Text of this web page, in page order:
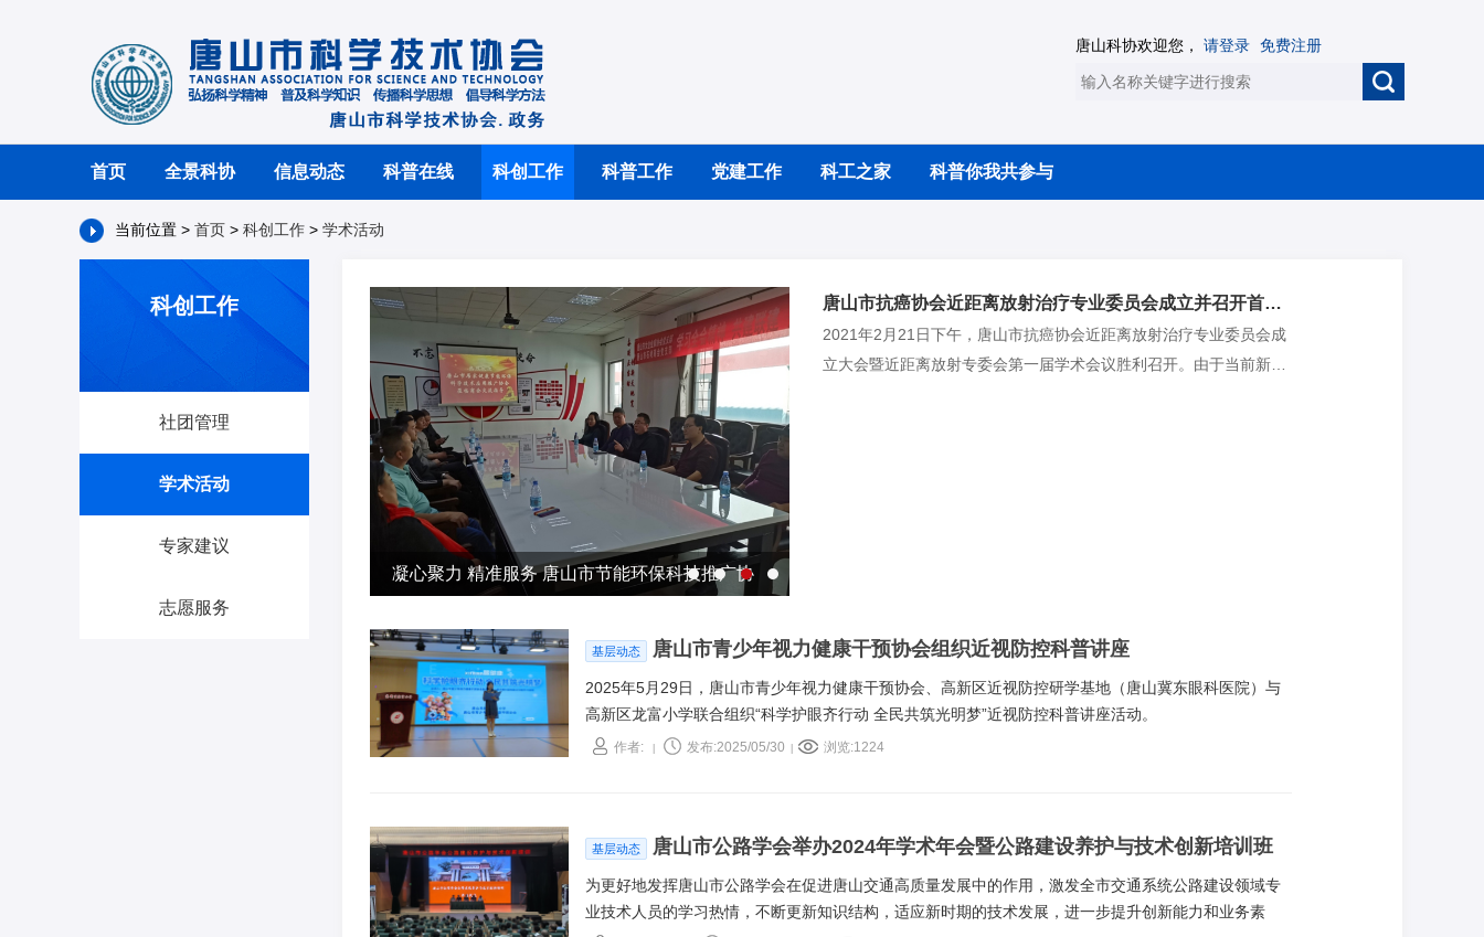
唐山科协欢迎您， 请登录 免费注册
首页 全景科协 信息动态 科普在线 科创工作 科普工作 党建工作 科工之家 科普你我共参与
当前位置 > 首页 > 科创工作 > 学术活动
科创工作
社团管理
学术活动
专家建议
志愿服务
凝心聚力 精准服务 唐山市节能环保科技推广协
唐山市骨伤康复技术论坛成功举办
唐山市抗癌协会近距离放射治疗专业委员会成立并召开首届学术会议
2021年2月21日下午，唐山市抗癌协会近距离放射治疗专业委员会成
立大会暨近距离放射专委会第一届学术会议胜利召开。由于当前新冠
基层动态 唐山市青少年视力健康干预协会组织近视防控科普讲座
2025年5月29日，唐山市青少年视力健康干预协会、高新区近视防控研学基地（唐山冀东眼科医院）与
高新区龙富小学联合组织“科学护眼齐行动 全民共筑光明梦”近视防控科普讲座活动。
作者: 发布:2025/05/30 浏览:1224
基层动态 唐山市公路学会举办2024年学术年会暨公路建设养护与技术创新培训班
为更好地发挥唐山市公路学会在促进唐山交通高质量发展中的作用，激发全市交通系统公路建设领域专
业技术人员的学习热情，不断更新知识结构，适应新时期的技术发展，进一步提升创新能力和业务素